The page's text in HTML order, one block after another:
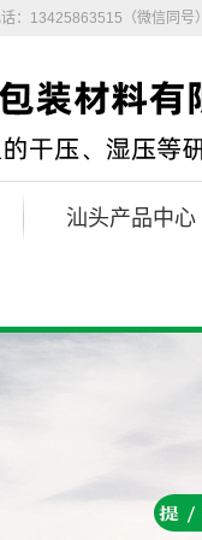
：13425863515（微信同号）
汕头产品中心